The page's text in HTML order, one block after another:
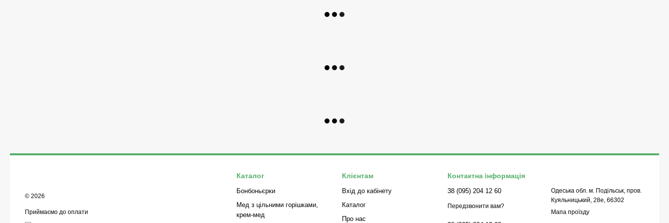
© 2026
Приймаємо до оплати
Каталог
Бонбоньєрки
Мед з цільними горішками,
крем-мед
Клієнтам
Вхід до кабінету
Каталог
Про нас
Контактна інформація
38 (095) 204 12 60
Передзвонити вам?
Одеська обл. м. Подільськ, пров.
Куяльницький, 28е, 66302
Мапа проїзду